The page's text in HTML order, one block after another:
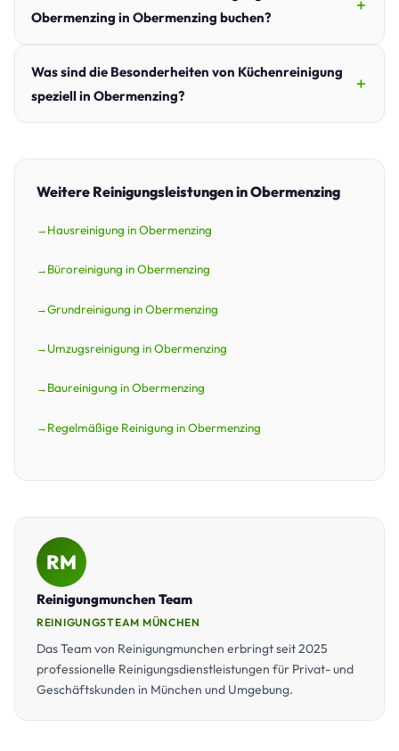
Obermenzing in Obermenzing buchen?
Was sind die Besonderheiten von Küchenreinigung
speziell in Obermenzing?
Weitere Reinigungsleistungen in Obermenzing
Hausreinigung in Obermenzing
Büroreinigung in Obermenzing
Grundreinigung in Obermenzing
Umzugsreinigung in Obermenzing
Baureinigung in Obermenzing
Regelmäßige Reinigung in Obermenzing
RM
Reinigungmunchen Team
REINIGUNGSTEAM MÜNCHEN
Das Team von Reinigungmunchen erbringt seit 2025
professionelle Reinigungsdienstleistungen für Privat- und
Geschäftskunden in München und Umgebung.